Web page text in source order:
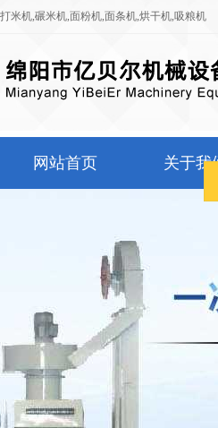
打米机,碾米机,面粉机,面条机,烘干机,吸粮机
网站首页 关于我